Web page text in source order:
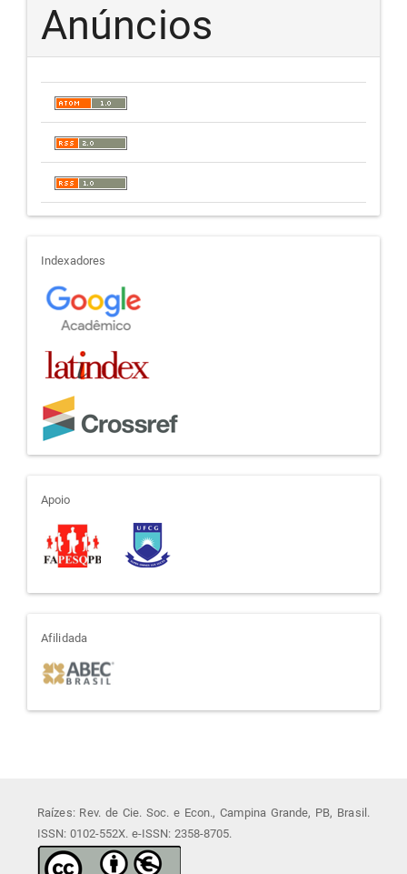
Anúncios
indexadores
Indexadores
apoio
Apoio
afiliada
Afilidada
Raízes: Rev. de Cie. Soc. e Econ., Campina Grande, PB, Brasil.
ISSN: 0102-552X. e-ISSN: 2358-8705.